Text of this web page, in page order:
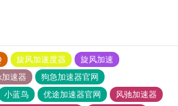
旋风加速度器
旋风加速
速器
狗急加速器官网
小蓝鸟 优途加速器官网
风驰加速器